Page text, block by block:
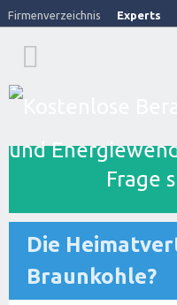
Firmenverzeichnis Experts
Frage
Die
Braunkohle?